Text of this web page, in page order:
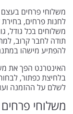
משלוחי פרחים בעצם
לחנות פרחים, בחירת
משלוחים בכל גודל,
תודה לחבר קרוב,
להפתיע מישהו
האינטרנט הפך את
בלחיצת כפתור,
לשלם על ההזמנה
משלוחי